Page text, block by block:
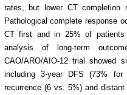
rates, but lower CT completion
Pathological complete response
CT first and in 25% of patients
analysis of long-term
CAO/ARO/AIO-12 trial showed
including 3-year DFS (73%
recurrence (6 vs. 5%) and